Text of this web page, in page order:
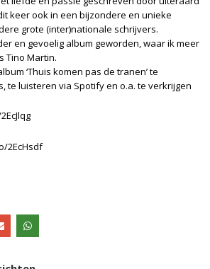
keer ook in een bijzondere en unieke
grote (inter)nationale schrijvers.
en gevoelig album geworden, waar ik meer
Tino Martin.
‘Thuis komen pas de tranen’ te
te luisteren via Spotify en o.a. te verkrijgen
2EcHsdf